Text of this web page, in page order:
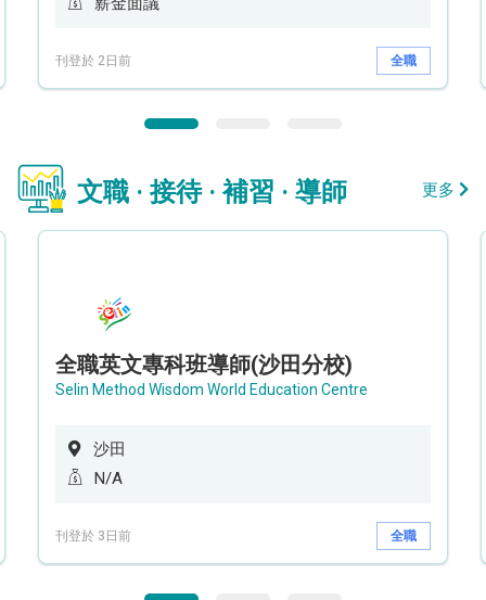
刊登於 2日前 全職
文職 · 接待 · 補習 · 導師 更多
全職英文專科班導師(沙田分校)
Selin Method Wisdom World Education Centre
沙田
N/A
刊登於 3日前 全職